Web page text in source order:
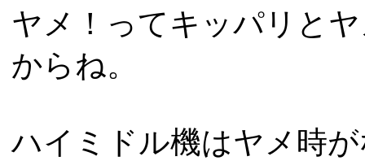
ヤメ！ってキッパリと
からね。
ハイミドル機はヤメ時